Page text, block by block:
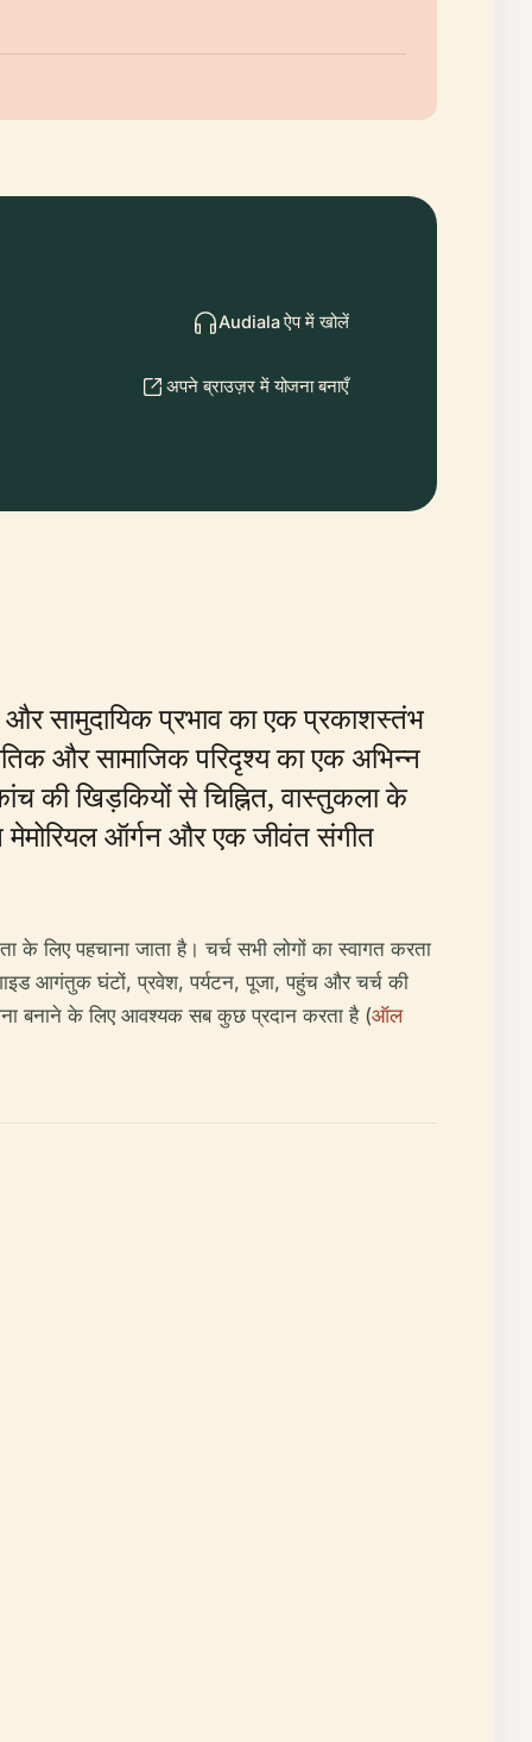
Audiala ऐप में खोलें
अपने ब्राउज़र में योजना बनाएँ
सामुदायिक प्रभाव का एक प्रकाशस्तंभ
और सामाजिक परिदृश्य का एक अभिन्न
की खिड़कियों से चिह्नित, वास्तुकला के
ऑर्गन और एक जीवंत संगीत
लिए पहचाना जाता है। चर्च सभी लोगों का स्वागत करता
आगंतुक घंटों, प्रवेश, पर्यटन, पूजा, पहुंच और चर्च की
बनाने के लिए आवश्यक सब कुछ प्रदान करता है (ऑल